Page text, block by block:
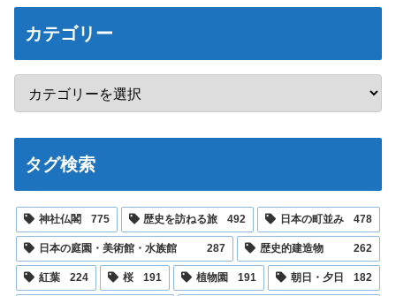
カテゴリー
タグ検索
神社仏閣 775 歴史を訪ねる旅 492 日本の町並み 478
日本の庭園・美術館・水族館 287 歴史的建造物 262
紅葉 224 桜 191 植物園 191 朝日・夕日 182